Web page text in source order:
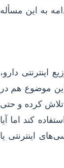
به این مسأله
اینترنتی دارو،
موضوع هم در
کرده و حتی
کند اما آیا
اینترنتی یا